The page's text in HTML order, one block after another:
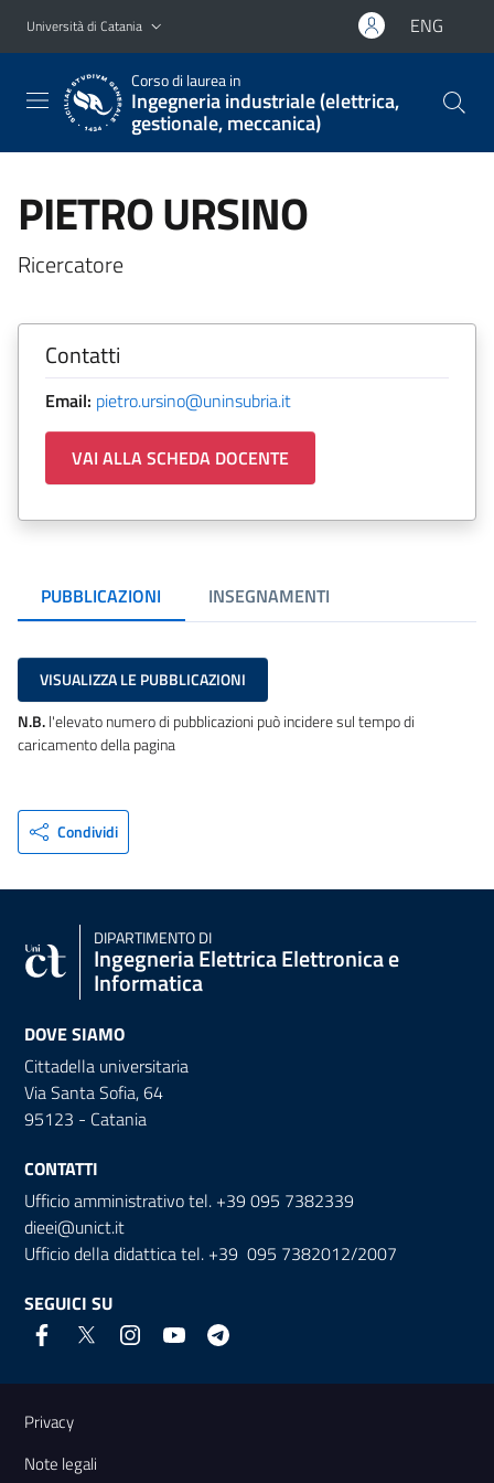
Vai al contenuto principale
Vai al menu di navigazione
Università di Catania ENG
Corso di laurea in
Ingegneria industriale (elettrica,
gestionale, meccanica)
PIETRO URSINO
Ricercatore
Contatti
Email: pietro.ursino@uninsubria.it
VAI ALLA SCHEDA DOCENTE
PUBBLICAZIONI INSEGNAMENTI
VISUALIZZA LE PUBBLICAZIONI
N.B.l'elevato numero di pubblicazioni può incidere sul tempo di
caricamento della pagina
Condividi
DIPARTIMENTO DI
Ingegneria Elettrica Elettronica e
Informatica
DOVE SIAMO
Cittadella universitaria
Via Santa Sofia, 64
95123 - Catania
CONTATTI
Ufficio amministrativo tel. +39 095 7382339
dieei@unict.it
Ufficio della didattica tel. +39 095 7382012/2007
SEGUICI SU
Link e informazioni utili
Privacy
Note legali